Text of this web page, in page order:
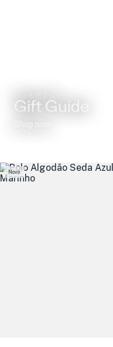
Gift Guide
Novo